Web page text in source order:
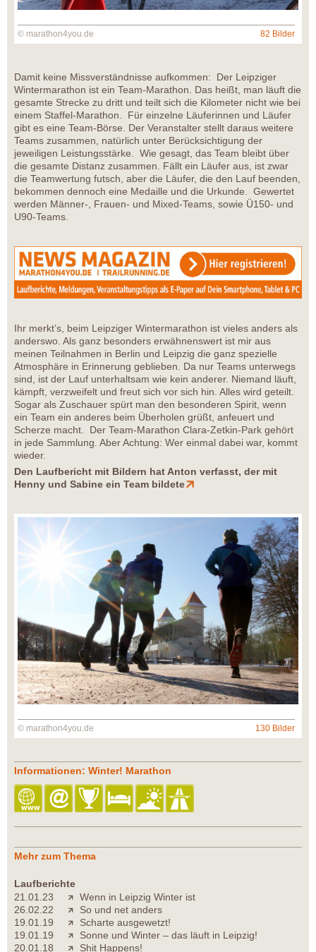
© marathon4you.de 82 Bilder
Damit keine Missverständnisse aufkommen: Der Leipziger
Wintermarathon ist ein Team-Marathon. Das heißt, man läuft die
gesamte Strecke zu dritt und teilt sich die Kilometer nicht wie bei
einem Staffel-Marathon. Für einzelne Läuferinnen und Läufer
gibt es eine Team-Börse. Der Veranstalter stellt daraus weitere
Teams zusammen, natürlich unter Berücksichtigung der
jeweiligen Leistungsstärke. Wie gesagt, das Team bleibt über
die gesamte Distanz zusammen. Fällt ein Läufer aus, ist zwar
die Teamwertung futsch, aber die Läufer, die den Lauf beenden,
bekommen dennoch eine Medaille und die Urkunde. Gewertet
werden Männer-, Frauen- und Mixed-Teams, sowie Ü150- und
U90-Teams.
Ihr merkt’s, beim Leipziger Wintermarathon ist vieles anders als
anderswo. Als ganz besonders erwähnenswert ist mir aus
meinen Teilnahmen in Berlin und Leipzig die ganz spezielle
Atmosphäre in Erinnerung geblieben. Da nur Teams unterwegs
sind, ist der Lauf unterhaltsam wie kein anderer. Niemand läuft,
kämpft, verzweifelt und freut sich vor sich hin. Alles wird geteilt.
Sogar als Zuschauer spürt man den besonderen Spirit, wenn
ein Team ein anderes beim Überholen grüßt, anfeuert und
Scherze macht. Der Team-Marathon Clara-Zetkin-Park gehört
in jede Sammlung. Aber Achtung: Wer einmal dabei war, kommt
wieder.
Den Laufbericht mit Bildern hat Anton verfasst, der mit
Henny und Sabine ein Team bildete
© marathon4you.de 130 Bilder
Informationen: Winter! Marathon
Mehr zum Thema
Laufberichte
21.01.23
Wenn in Leipzig Winter ist
26.02.22
So und net anders
19.01.19
Scharte ausgewetzt!
19.01.19
Sonne und Winter – das läuft in Leipzig!
20.01.18
Shit Happens!